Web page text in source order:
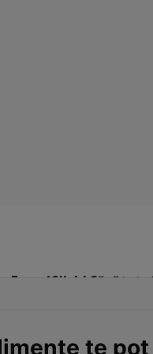
FemeiClick! Sănătate
te